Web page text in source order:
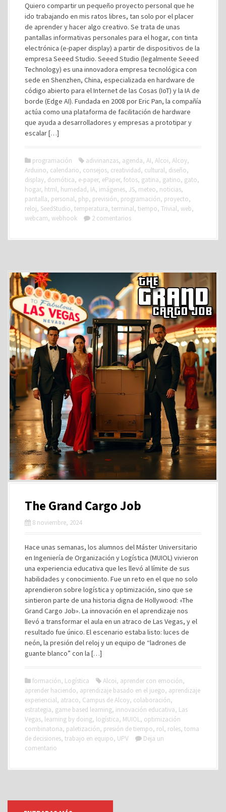
Quiero compartir un pequeño proyecto personal que he
ido trabajando en mis ratos libres, tan solo por el placer
de aprender y hacer algo creativo. Se trata de unas
pantallas informativas personales para el hogar, con tinta
electrónica (e-paper display) a partir de dispositivos de la
empresa Seeed Studio. Seeed Studio (legalmente Seeed
Technology) es una innovadora empresa tecnológica con
sede en Shenzhen, China, especializada en hardware de
código abierto para el Internet de las Cosas (IoT) y la IA de
borde (Edge AI). Fundada en 2008 por Eric Pan, la compañía
actúa como una plataforma de facilitación de hardware
que ayuda a desarrolladores y empresas a prototipar y
escalar […]
programación adivinanzas, agenda, AI, Alcoi, Alcoy,
Arduino, calendario, consejos, creatividad, cultural, diseño,
display, domótica, e-paper, ePaper, fotos, gatina, gatino, gato,
hogar, html, humedad, IA, imágenes, JS, meteo, noticias,
pantalla, personal, php, previsión, programación, proyecto,
reloj, SeedStudio, temperatura, terminal, tiempo, Trivial, web,
webcam, webhook 2 comentarios
The Grand Cargo Job
8 noviembre, 2024
Hace unas semanas, los alumnos del Máster Universitario
en Ingeniería de Organización y Logística (MUIOL) vivieron
una experiencia educativa que les llevó al límite de sus
habilidades y conocimiento. Fue un reto en el que no solo
aprendieron sobre logística y optimización, sino que se
sintieron parte de una historia digna de Hollywood: «The
Grand Cargo Job». La innovación en el aprendizaje nos
llevó a transformar el aula en un atraco de Las Vegas, y el
resultado fue único. El escenario estaba listo: luces de
neón, la presión del reloj y un equipo de “ladrones de
guante blanco” con la […]
formación, Logística Alcoi, aprender con emoción,
aprender haciendo, aprendizaje basado en el juego, aprendizaje
experiencial, atraco, Campus de Alcoy, colaboración,
estrategia, game based learning, innovación educativa, Las
Vegas, learning by doing, logística, MUIOL, optimización
combinatoria, paletización, presión de tiempo, rol, roles, toma
de decisiones, trabajo en equipo, UPV
Deja un
comentario